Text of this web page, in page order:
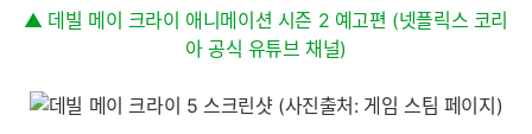
▲ 데빌 메이 크라이 애니메이션 시즌 2 예고편 (넷플릭스 코리
아 공식 유튜브 채널)